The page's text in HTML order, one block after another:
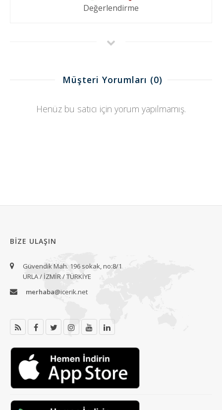
Değerlendirme
Müşteri Yorumları (0)
Henüz bu satıcı için yorum yapılmamış.
BIZE ULAŞIN
Güvendik Mah. 196 sokak, no:8/1
URLA / İZMİR / TÜRKİYE
merhaba@icerik.net